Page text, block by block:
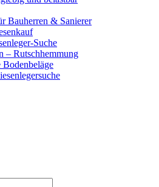
Bauherren & Sanierer
Suche
– Rutschhemmung
Bodenbeläge